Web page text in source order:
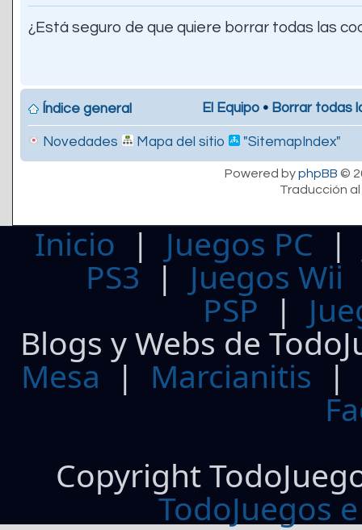
¿Está seguro de que quiere borrar todas las
Índice general El Equipo • Borrar todas
Novedades Mapa del sitio "SitemapIndex"
Powered byphpBB ©
Traducción
Inicio | Juegos PC
PS3| Juegos Wii
PSP |
Blogs y Webs de
Mesa | Marcianitis |
Copyright
TodoJuegos